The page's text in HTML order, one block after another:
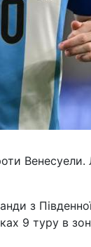
Венесуели.
з
9 туру в